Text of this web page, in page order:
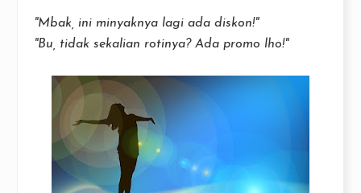
"Mbak, ini minyaknya lagi ada diskon!"
"Bu, tidak sekalian rotinya? Ada promo lho!"